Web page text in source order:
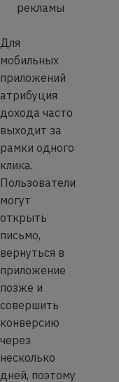
рекламы
Для
мобильных
приложений
атрибуция
дохода часто
выходит за
рамки одного
клика.
Пользователи
могут
открыть
письмо,
вернуться в
приложение
позже и
совершить
конверсию
через
несколько
дней, поэтому